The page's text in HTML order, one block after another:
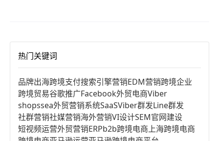
热门关键词
品牌出海跨境支付搜索引擎营销EDM营销跨境企业
跨境贸易谷歌推广Facebook外贸电商Viber
shopssea外贸营销系统SaaSViber群发Line群发
社群营销社媒营销海外营销VI设计SEM官网建设
短视频运营外贸营销ERPb2b跨境电商上海跨境电商